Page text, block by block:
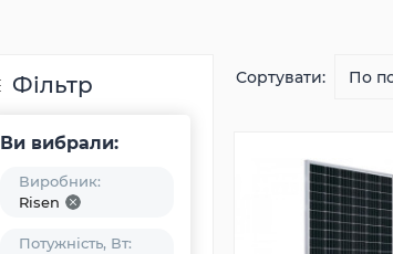
Фільтр
Ви вибрали:
Виробник:
Risen
Потужність, Вт:
Сортувати: